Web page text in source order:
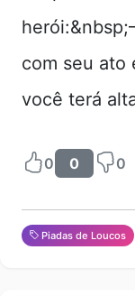
com seu ato
você terá
0 0 0
Piadas de Loucos